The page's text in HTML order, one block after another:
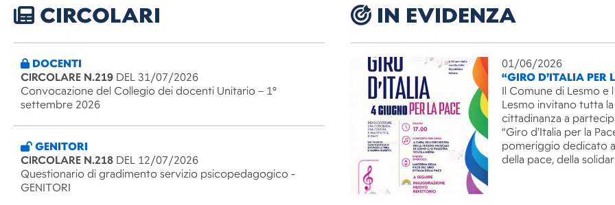
CIRCOLARI
DOCENTI
CIRCOLARE N.219 DEL 31/07/2026
Convocazione del Collegio dei docenti Unitario – 1°
settembre 2026
GENITORI
CIRCOLARE N.218 DEL 12/07/2026
Questionario di gradimento servizio psicopedagogico -
GENITORI
IN EVIDENZA
01/06/2026
“GIRO D’ITALIA PER
Il Comune di Lesmo e
Lesmo invitano tutta la
cittadinanza a
“Giro d’Italia per la
pomeriggio dedicato
della pace, della